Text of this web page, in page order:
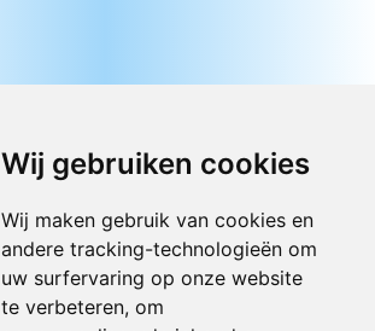
Wij gebruiken cookies
Wij maken gebruik van cookies en
andere tracking-technologieën om
uw surfervaring op onze website
te verbeteren, om